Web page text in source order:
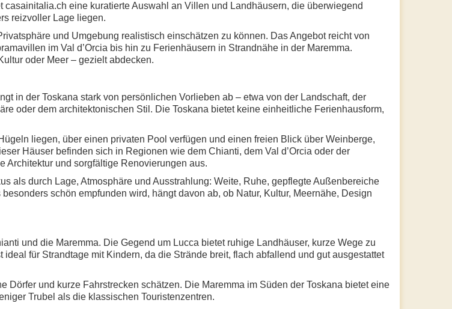
eine kuratierte Auswahl an Villen und Landhäusern, die überwiegend
reizvoller Lage liegen.
und Umgebung realistisch einschätzen zu können. Das Angebot reicht von
im Val d’Orcia bis hin zu Ferienhäusern in Strandnähe in der Maremma.
oder Meer – gezielt abdecken.
in der Toskana stark von persönlichen Vorlieben ab – etwa von der Landschaft, der
oder dem architektonischen Stil. Die Toskana bietet keine einheitliche Ferienhausform,
liegen, über einen privaten Pool verfügen und einen freien Blick über Weinberge,
Häuser befinden sich in Regionen wie dem Chianti, dem Val d’Orcia oder der
Architektur und sorgfältige Renovierungen aus.
als durch Lage, Atmosphäre und Ausstrahlung: Weite, Ruhe, gepflegte Außenbereiche
schön empfunden wird, hängt davon ab, ob Natur, Kultur, Meernähe, Design
und die Maremma. Die Gegend um Lucca bietet ruhige Landhäuser, kurze Wege zu
für Strandtage mit Kindern, da die Strände breit, flach abfallend und gut ausgestattet
Dörfer und kurze Fahrstrecken schätzen. Die Maremma im Süden der Toskana bietet eine
Trubel als die klassischen Touristenzentren.